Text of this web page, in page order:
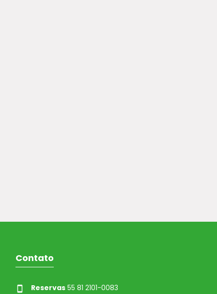
Contato
Reservas 55 81 2101-0083